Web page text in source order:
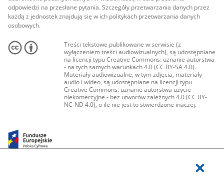
odpowiedzi na przesłane pytania. Szczegóły przetwarzania danych przez
każdą z jednostek znajdują się w ich politykach przetwarzania danych
osobowych.
Treści tekstowe publikowane w serwisie (z
wyłączeniem treści audiowizualnych), są udostępniane
na licencji typu Creative Commons: uznanie autorstwa
- na tych samych warunkach 4.0 (CC BY-SA 4.0).
Materiały audiowizualne, w tym zdjęcia, materiały
audio i wideo, są udostępniane na licencji typu
Creative Commons: uznanie autorstwa użycie
niekomercyjne - bez utworów zależnych 4.0 (CC BY-
NC-ND 4.0), o ile nie jest to stwierdzone inaczej.